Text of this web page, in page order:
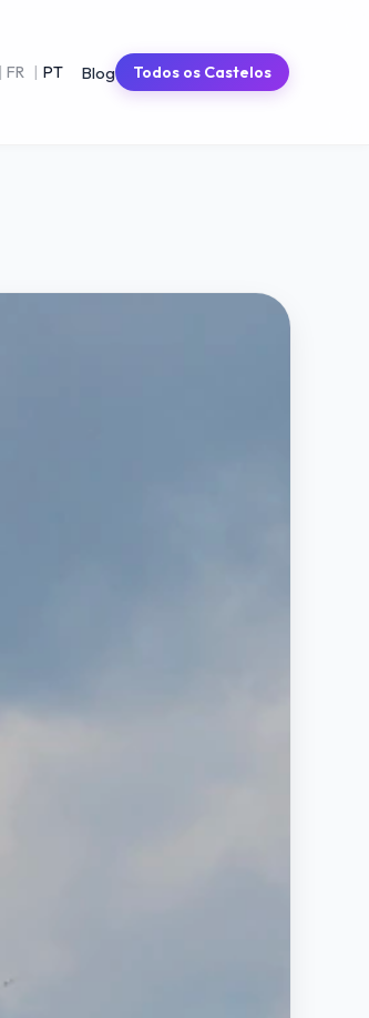
| FR | PT Blog Todos os Castelos